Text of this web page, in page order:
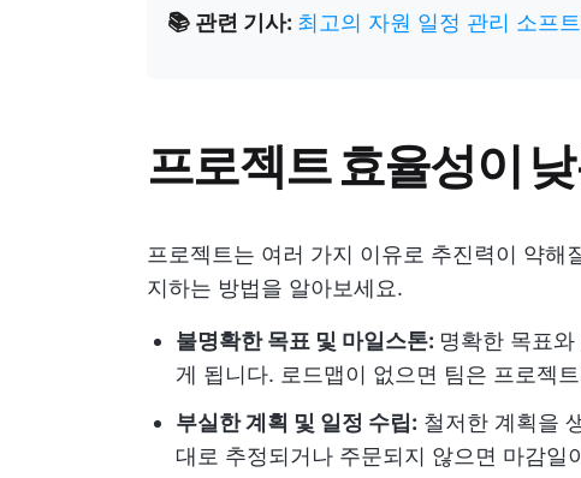
📚 관련 기사: 최고의 자원 일정 관리 소프
프로젝트 효율성이
프로젝트는 여러 가지 이유로 추진력이 약
지하는 방법을 알아보세요.
불명확한 목표 및 마일스톤: 명확한 목표
게 됩니다. 로드맵이 없으면 팀은 프로젝
부실한 계획 및 일정 수립: 철저한 계획을
대로 추정되거나 주문되지 않으면 마감일